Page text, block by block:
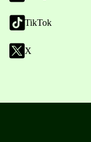
TikTok
X